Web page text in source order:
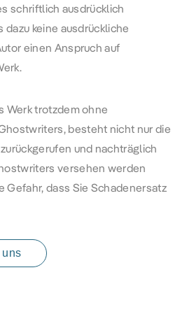
schriftlich ausdrücklich
keine ausdrückliche
einen Anspruch auf
Werk trotzdem ohne
besteht nicht nur die
und nachträglich
versehen werden
Gefahr, dass Sie Schadenersatz
uns